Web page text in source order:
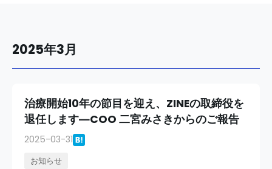
2025年3月
治療開始10年の節目を迎え、ZINEの取締役を
退任します―COO 二宮みさきからのご報告
2025-03-31
お知らせ